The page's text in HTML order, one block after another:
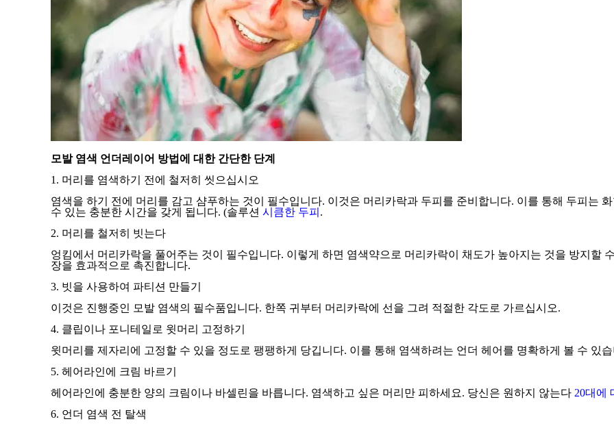
모발 염색 언더레이어 방법에 대한 간단한 단계
1. 머리를 염색하기 전에 철저히 씻으십시오
염색을 하기 전에 머리를 감고 샴푸하는 것이 필수입니다. 이것은 머리카락과 두피를 준비합니다. 이를 통해 두피는
수 있는 충분한 시간을 갖게 됩니다. (솔루션시큼한 두피 .
2. 머리를 철저히 빗는다
엉킴에서 머리카락을 풀어주는 것이 필수입니다. 이렇게 하면 염색약으로 머리카락이 채도가 높아지는 것을 방지할
장을 효과적으로 촉진합니다.
3. 빗을 사용하여 파티션 만들기
이것은 진행중인 모발 염색의 필수품입니다. 한쪽 귀부터 머리카락에 선을 그려 적절한 각도로 가르십시오.
4. 클립이나 포니테일로 윗머리 고정하기
윗머리를 제자리에 고정할 수 있을 정도로 팽팽하게 당깁니다. 이를 통해 염색하려는 언더 헤어를 명확하게 볼 수 있
5. 헤어라인에 크림 바르기
헤어라인에 충분한 양의 크림이나 바셀린을 바릅니다. 염색하고 싶은 머리만 피하세요. 당신은 원하지 않는다 20대에
6. 언더 염색 전 탈색